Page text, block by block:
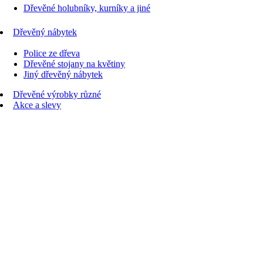
Dřevěné holubníky, kurníky a jiné
Dřevěný nábytek
Police ze dřeva
Dřevěné stojany na květiny
Jiný dřevěný nábytek
Dřevěné výrobky různé
Akce a slevy